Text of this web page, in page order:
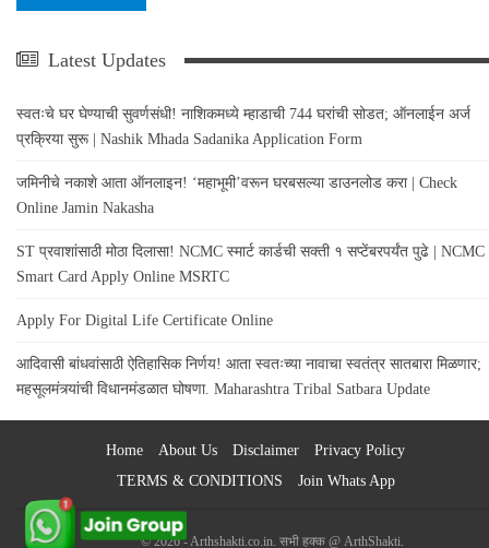
Latest Updates
स्वतःचे घर घेण्याची सुवर्णसंधी! नाशिकमध्ये म्हाडाची 744 घरांची सोडत; ऑनलाईन अर्ज
प्रक्रिया सुरू | Nashik Mhada Sadanika Application Form
जमिनीचे नकाशे आता ऑनलाइन! ‘महाभूमी’वरून घरबसल्या डाउनलोड करा | Check
Online Jamin Nakasha
ST प्रवाशांसाठी मोठा दिलासा! NCMC स्मार्ट कार्डची सक्ती १ सप्टेंबरपर्यंत पुढे | NCMC
Smart Card Apply Online MSRTC
Apply For Digital Life Certificate Online
आदिवासी बांधवांसाठी ऐतिहासिक निर्णय! आता स्वतःच्या नावाचा स्वतंत्र सातबारा मिळणार;
महसूलमंत्र्यांची विधानमंडळात घोषणा. Maharashtra Tribal Satbara Update
Home About Us Disclaimer
Privacy Policy
TERMS & CONDITIONS
Join Whats App
© 2026 - Arthshakti.co.in. सभी हक्क @ ArthShakti.